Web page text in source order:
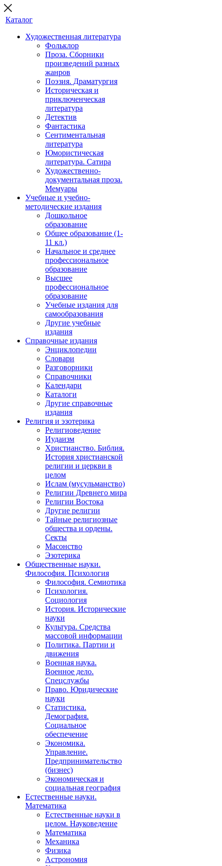
Каталог
Художественная литература
Фольклор
Проза. Сборники
произведений разных
жанров
Поэзия. Драматургия
Историческая и
приключенческая
литература
Детектив
Фантастика
Сентиментальная
литература
Юмористическая
литература. Сатира
Художественно-
документальная проза.
Мемуары
Учебные и учебно-
методические издания
Дошкольное
образование
Общее образование (1-
11 кл.)
Начальное и среднее
профессиональное
образование
Высшее
профессиональное
образование
Учебные издания для
самообразования
Другие учебные
издания
Справочные издания
Энциклопедии
Словари
Разговорники
Справочники
Календари
Каталоги
Другие справочные
издания
Религия и эзотерика
Религиоведение
Иудаизм
Христианство. Библия.
История христианской
религии и церкви в
целом
Ислам (мусульманство)
Религии Древнего мира
Религии Востока
Другие религии
Тайные религиозные
общества и ордены.
Секты
Масонство
Эзотерика
Общественные науки.
Философия. Психология
Философия. Семиотика
Психология.
Социология
История. Исторические
науки
Культура. Средства
массовой информации
Политика. Партии и
движения
Военная наука.
Военное дело.
Спецслужбы
Право. Юридические
науки
Статистика.
Демография.
Социальное
обеспечение
Экономика.
Управление.
Предпринимательство
(бизнес)
Экономическая и
социальная география
Естественные науки.
Математика
Естественные науки в
целом. Науковедение
Математика
Механика
Физика
Астрономия